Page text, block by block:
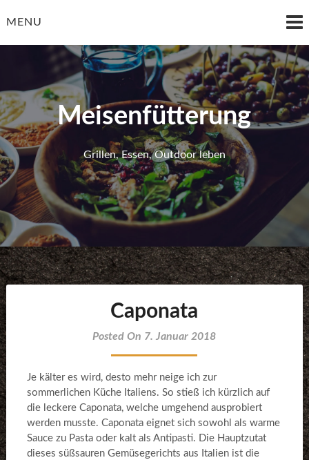
toMENU
Meisenfütterung
Grillen, Essen, Outdoor leben
Caponata
Posted On 7. Januar 2018
Je kälter es wird, desto mehr neige ich zur
sommerlichen Küche Italiens. So stieß ich kürzlich auf
die leckere Caponata, welche umgehend ausprobiert
werden musste. Caponata eignet sich sowohl als warme
Sauce zu Pasta oder kalt als Antipasti. Die Hauptzutat
dieses süßsauren Gemüsegerichts aus Italien ist die